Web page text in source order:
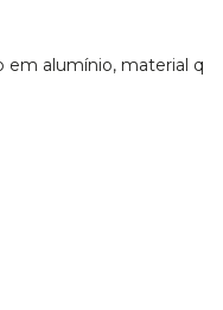
alumínio, material